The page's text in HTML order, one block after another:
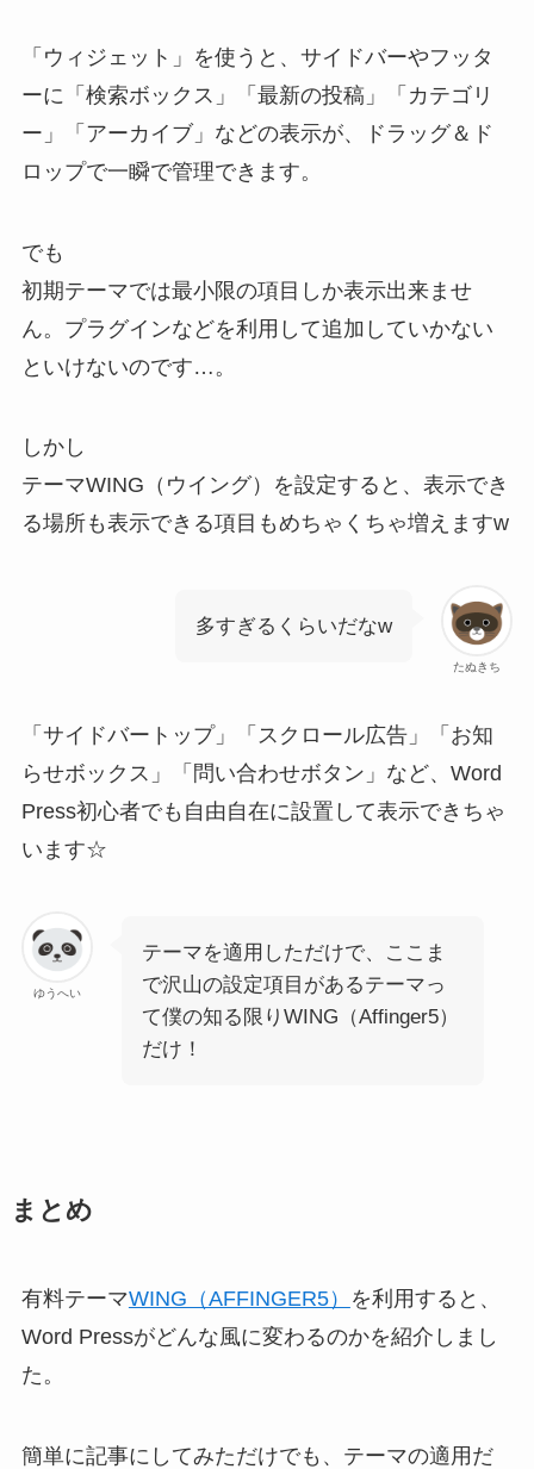
「ウィジェット」を使うと、 サイドバーやフッタ
ーに「検索ボックス」「最新の投稿」「カテゴリ
ー」「アーカイブ」などの表示が、ドラッグ＆ド
ロップで一瞬で管理できます。
でも
初期テーマでは最小限の項目しか表示出来ませ
ん。プラグインなどを利用して追加していかない
といけないのです…。
しかし
テーマWING（ウイング）を設定すると、表示でき
る場所も表示できる項目もめちゃくちゃ増えますw
たぬきち
多すぎるくらいだなw
「サイドバートップ」「スクロール広告」「お知
らせボックス」「問い合わせボタン」など、Word
Press初心者でも自由自在に設置して表示できちゃ
います☆
ゆうへい
テーマを適用しただけで、ここま
で沢山の設定項目があるテーマっ
て僕の知る限りWING（Affinger5）
だけ！
まとめ
有料テーマWING（AFFINGER5）
を利用すると、
Word Pressがどんな風に変わるのかを紹介しまし
た。
簡単に記事にしてみただけでも、 テーマの適用だ